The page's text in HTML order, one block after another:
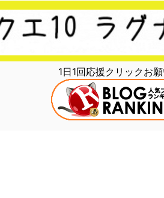
1日1回応援クリックお願